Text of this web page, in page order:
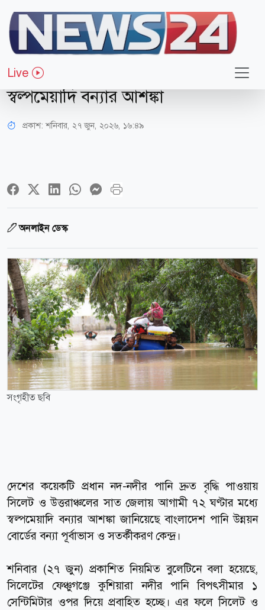
Live
সারাদেশ
নদ-নদীর পানি বৃদ্ধি
সিলেট ও উত্তরাঞ্চলের সাত জেলায়
স্বল্পমেয়াদি বন্যার আশঙ্কা
প্রকাশ:শনিবার, ২৭ জুন, ২০২৬, ১৬:৪৯
অনলাইন ডেস্ক
সংগৃহীত ছবি
দেশের কয়েকটি প্রধান নদ-নদীর পানি দ্রুত বৃদ্ধি পাওয়ায়
সিলেট ও উত্তরাঞ্চলের সাত জেলায় আগামী ৭২ ঘণ্টার মধ্যে
স্বল্পমেয়াদি বন্যার আশঙ্কা জানিয়েছে বাংলাদেশ পানি উন্নয়ন
বোর্ডের বন্যা পূর্বাভাস ও সতর্কীকরণ কেন্দ্র।
শনিবার (২৭ জুন) প্রকাশিত নিয়মিত বুলেটিনে বলা হয়েছে,
সিলেটের ফেঞ্চুগঞ্জে কুশিয়ারা নদীর পানি বিপৎসীমার ১
সেন্টিমিটার ওপর দিয়ে প্রবাহিত হচ্ছে। এর ফলে সিলেট ও